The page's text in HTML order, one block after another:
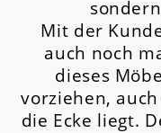
Mit der
auch noch
dieses
vorziehen,
die Ecke liegt.